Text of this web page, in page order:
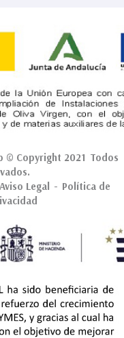
© Copyright 2021 Todos
Aviso Legal - Política de